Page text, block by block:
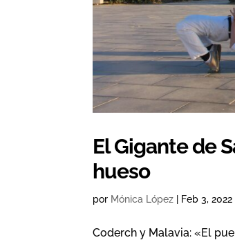
El Gigante de
hueso
por Mónica López Feb 3, 2022
Coderch y Malavia: «El